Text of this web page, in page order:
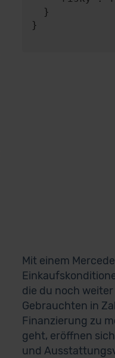
}
Mit einem
die du noch
Gebrauchten in
Finanzierung zu
geht, eröffnen
und